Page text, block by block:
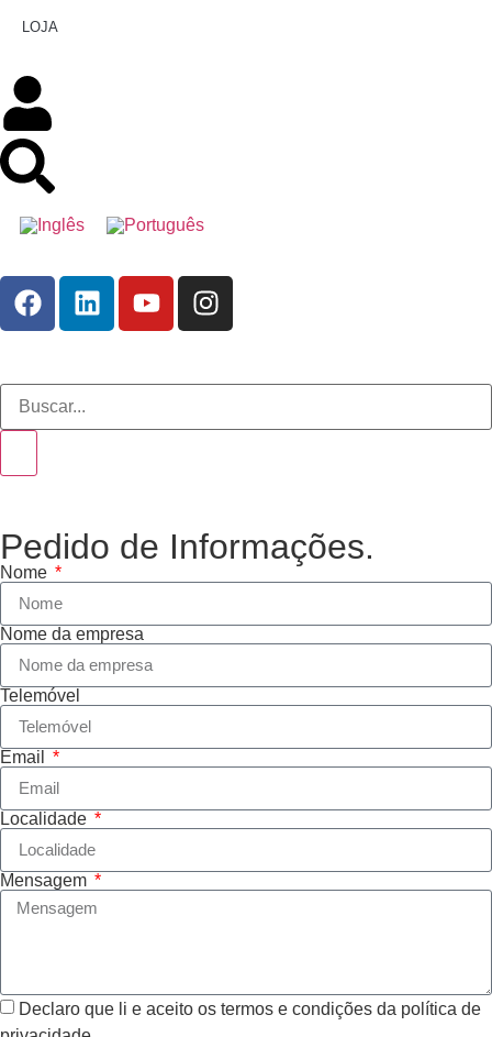
LOJA
Pedido de Informações.
Nome
Nome da empresa
Telemóvel
Email
Localidade
Mensagem
Declaro que li e aceito os termos e condições da política de